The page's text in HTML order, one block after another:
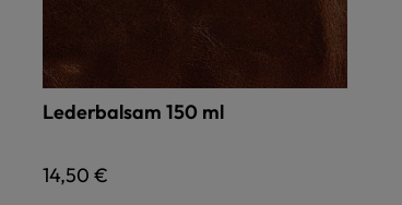
Lederbalsam 150 ml
Regulärer Preis:
14,50 €